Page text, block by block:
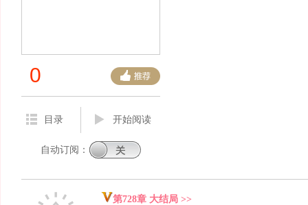
0
目录 开始阅读
自动订阅：
第728章 大结局 >>